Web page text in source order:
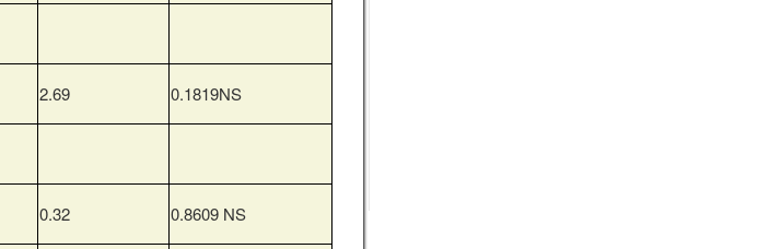
2.69 0.1819NS
0.32 0.8609 NS